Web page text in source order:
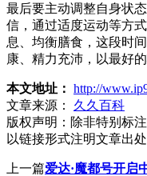
最后要主动调整自身状
信，通过适度运动等方
息、均衡膳食，这段时
康、精力充沛，以最好
本文地址： http://
文章来源：
久久百科
版权声明： 除非特别标
以链接形式注明文章出处
上一篇爱达·魔都号开启